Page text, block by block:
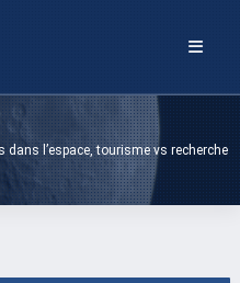
dans l’espace, tourisme vs recherche